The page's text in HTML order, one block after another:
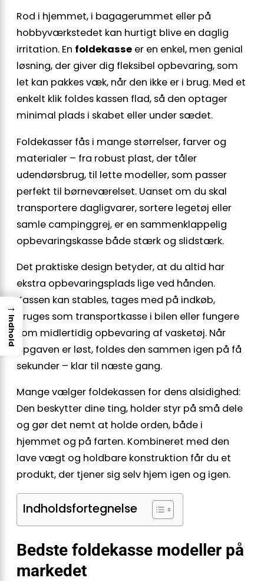
Rod i hjemmet, i bagagerummet eller på
hobbyværkstedet kan hurtigt blive en daglig
irritation. En foldekasse er en enkel, men genial
løsning, der giver dig fleksibel opbevaring, som
let kan pakkes væk, når den ikke er i brug. Med et
enkelt klik foldes kassen flad, så den optager
minimal plads i skabet eller under sædet.
Foldekasser fås i mange størrelser, farver og
materialer – fra robust plast, der tåler
udendørsbrug, til lette modeller, som passer
perfekt til børneværelset. Uanset om du skal
transportere dagligvarer, sortere legetøj eller
samle campinggrej, er en sammenklappelig
opbevaringskasse både stærk og slidstærk.
Det praktiske design betyder, at du altid har
ekstra opbevaringsplads lige ved hånden.
Kassen kan stables, tages med på indkøb,
bruges som transportkasse i bilen eller fungere
som midlertidig opbevaring af vasketøj. Når
opgaven er løst, foldes den sammen igen på få
sekunder – klar til næste gang.
Mange vælger foldekassen for dens alsidighed:
Den beskytter dine ting, holder styr på små dele
og gør det nemt at holde orden, både i
hjemmet og på farten. Kombineret med den
lave vægt og holdbare konstruktion får du et
produkt, der tjener sig selv hjem igen og igen.
Indholdsfortegnelse
Bedste foldekasse modeller på
markedet
→
Indhold